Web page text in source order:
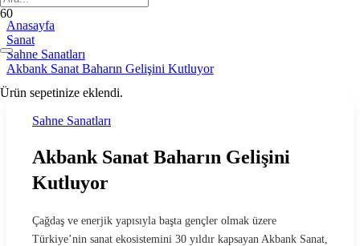
Ürün sepetinize eklendi.
Anasayfa
Sanat
Sahne Sanatları
Akbank Sanat Baharın Gelişini Kutluyor
Sahne Sanatları
Akbank Sanat Baharın Gelişini
Kutluyor
Çağdaş ve enerjik yapısıyla başta gençler olmak üzere
Türkiye’nin sanat ekosistemini 30 yıldır kapsayan Akbank Sanat,